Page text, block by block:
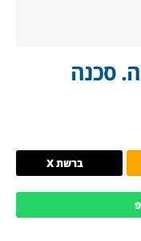
סכנה
ברשת X